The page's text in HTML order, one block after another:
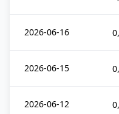
2026-06-16
2026-06-15
2026-06-12